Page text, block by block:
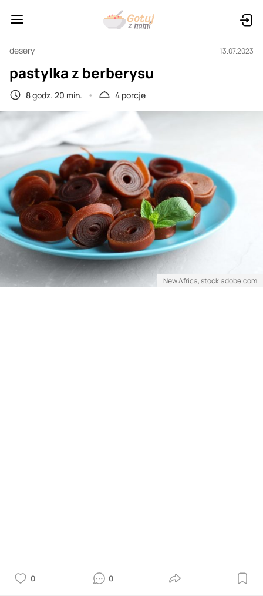
desery 13.07.2023
pastylka z berberysu
8 godz. 20 min. 4 porcje
New Africa, stock.adobe.com
0 0